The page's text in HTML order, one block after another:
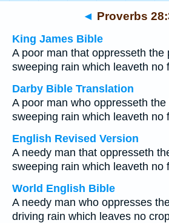
◄ Proverbs
King James Bible
A poor man that oppresseth the
sweeping rain which leaveth no
Darby Bible Translation
A poor man who oppresseth
sweeping rain which leaveth no
English Revised Version
A needy man that oppresseth
sweeping rain which leaveth no
World English Bible
A needy man who oppresses
driving rain which leaves no